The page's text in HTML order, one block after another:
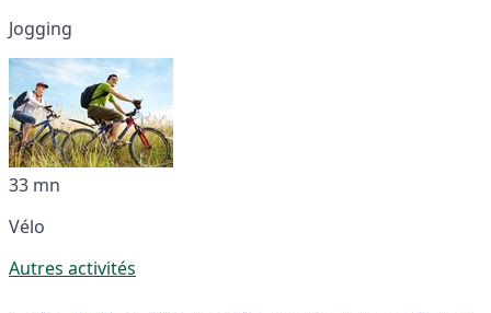
Jogging
33 mn
Vélo
Autres activités